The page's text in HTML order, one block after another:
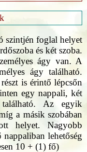
szintjén foglal helyet
és két szoba.
ágy van. A
ágy található.
is érintő lépcsőn
egy nappali, két
Az egyik
a másik szobában
helyet. Nagyobb
nappaliban lehetőség
10 + (1) fő)